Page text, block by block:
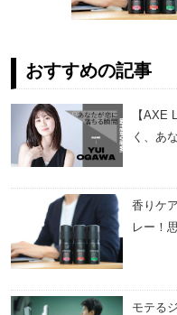
おすすめの記事
【AXE
く、あ
香りケ
レー！
モテる